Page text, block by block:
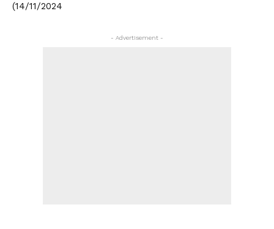
(14/11/2024
- Advertisement -